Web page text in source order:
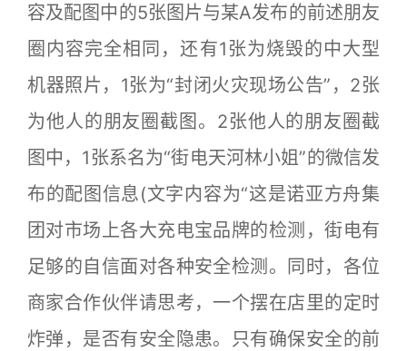
容及配图中的5张图片与某A发布的前述朋友
圈内容完全相同，还有1张为烧毁的中大型
机器照片，1张为“封闭火灾现场公告”，2张
为他人的朋友圈截图。2张他人的朋友圈截
图中，1张系名为“街电天河林小姐”的微信发
布的配图信息(文字内容为“这是诺亚方舟集
团对市场上各大充电宝品牌的检测，街电有
足够的自信面对各种安全检测。同时，各位
商家合作伙伴请思考，一个摆在店里的定时
炸弹，是否有安全隐患。只有确保安全的前